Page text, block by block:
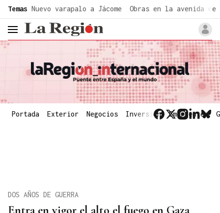
Temas Nuevo varapalo a Jácome Obras en la avenida de
header.menu.open
Portada Exterior Negocios Inversión Emergentes
DOS AÑOS DE GUERRA